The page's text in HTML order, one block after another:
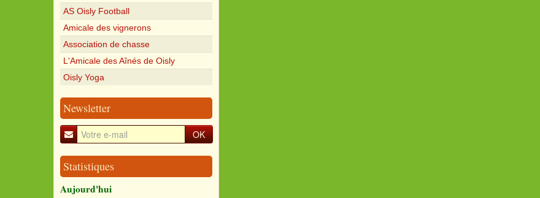
AS Oisly Football
Amicale des vignerons
Association de chasse
L'Amicale des Aînés de Oisly
Oisly Yoga
Newsletter
OK
Statistiques
Aujourd'hui